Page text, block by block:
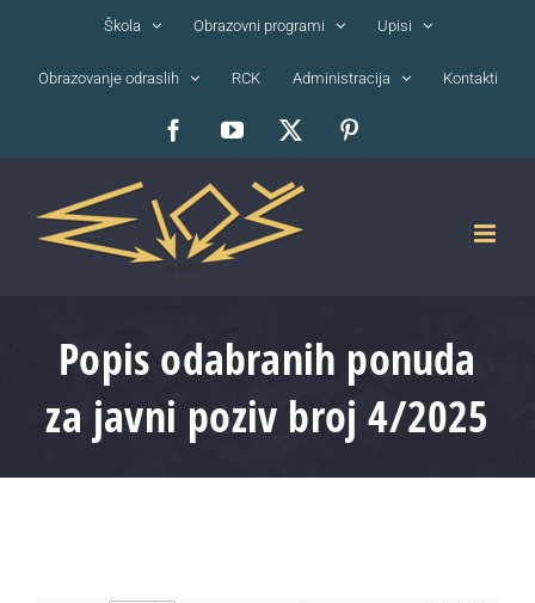
content
Škola Obrazovni programi Upisi
Obrazovanje odraslih RCK Administracija Kontakti
FacebookYouTube
Popis odabranih ponuda
za javni poziv broj 4/2025